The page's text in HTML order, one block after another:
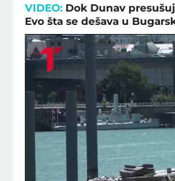
VIDEO: Dok Dunav
Evo šta se dešava u